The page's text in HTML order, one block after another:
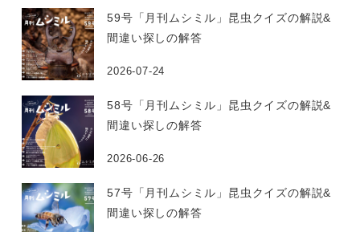
59号「月刊ムシミル」昆虫クイズの解説&
間違い探しの解答
2026-07-24
58号「月刊ムシミル」昆虫クイズの解説&
間違い探しの解答
2026-06-26
57号「月刊ムシミル」昆虫クイズの解説&
間違い探しの解答